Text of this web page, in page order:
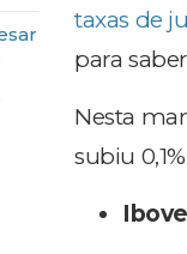
taxas de
para
Nesta
subiu